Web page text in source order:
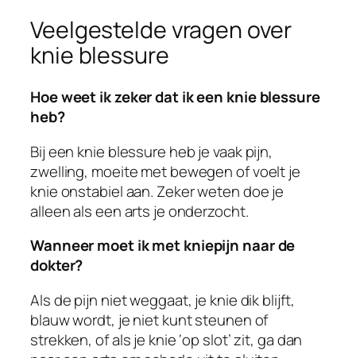
Veelgestelde vragen over
knie blessure
Hoe weet ik zeker dat ik een knie blessure
heb?
Bij een knie blessure heb je vaak pijn,
zwelling, moeite met bewegen of voelt je
knie onstabiel aan. Zeker weten doe je
alleen als een arts je onderzocht.
Wanneer moet ik met kniepijn naar de
dokter?
Als de pijn niet weggaat, je knie dik blijft,
blauw wordt, je niet kunt steunen of
strekken, of als je knie ‘op slot’ zit, ga dan